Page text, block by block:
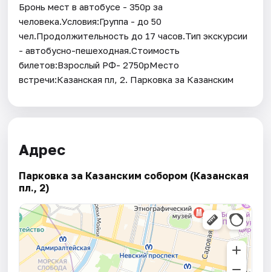
Бронь мест в автобусе - 350р за
человека.Условия:Группа - до 50
чел.Продолжительность до 17 часов.Тип экскурсии
- автобусно-пешеходная.Стоимость
билетов:Взрослый РФ- 2750рМесто
встречи:Казанская пл, 2. Парковка за Казанским
Адрес
Парковка за Казанским собором (Казанская
пл., 2)